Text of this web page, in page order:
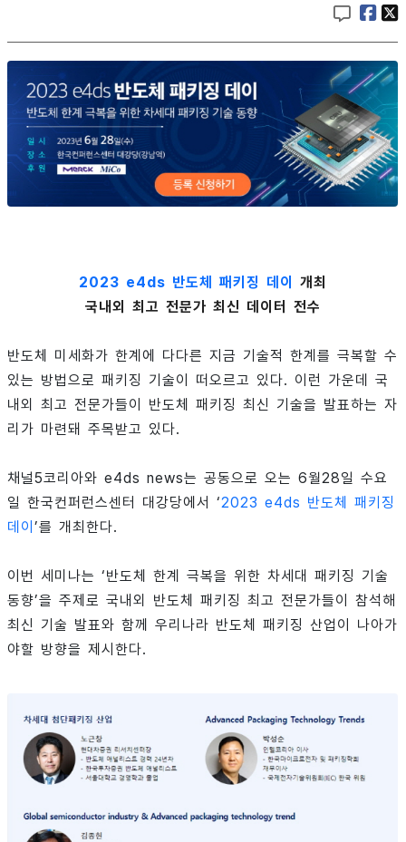
2023 e4ds 반도체 패키징 데이
개최
국내외 최고 전문가 최신 데이터 전수
반도체 미세화가 한계에 다다른 지금 기술적 한계를 극복할 수
있는 방법으로 패키징 기술이 떠오르고 있다. 이런 가운데 국
내외 최고 전문가들이 반도체 패키징 최신 기술을 발표하는 자
리가 마련돼 주목받고 있다.
채널5코리아와 e4ds news는 공동으로 오는 6월28일 수요
일 한국컨퍼런스센터 대강당에서 ‘2023 e4ds 반도체 패키징
데이 ’를 개최한다.
이번 세미나는 ‘반도체 한계 극복을 위한 차세대 패키징 기술
동향’을 주제로 국내외 반도체 패키징 최고 전문가들이 참석해
최신 기술 발표와 함께 우리나라 반도체 패키징 산업이 나아가
야할 방향을 제시한다.